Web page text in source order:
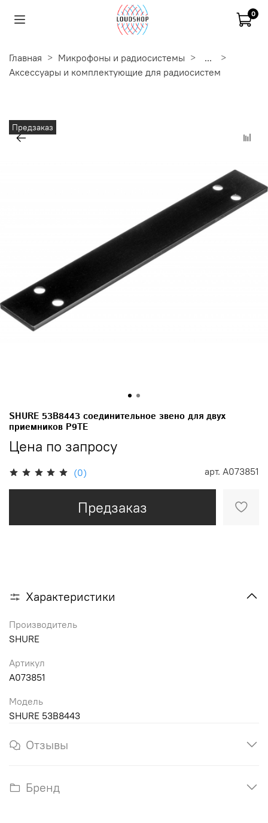
0
Главная Микрофоны и радиосистемы
...
Аксессуары и комплектующие для радиосистем
Предзаказ
(0) арт. A073851
SHURE 53B8443 соединительное звено для двух
приемников P9TE
Цена по запросу
Предзаказ
Характеристики
Производитель
SHURE
Артикул
A073851
Модель
SHURE 53B8443
Отзывы
Бренд